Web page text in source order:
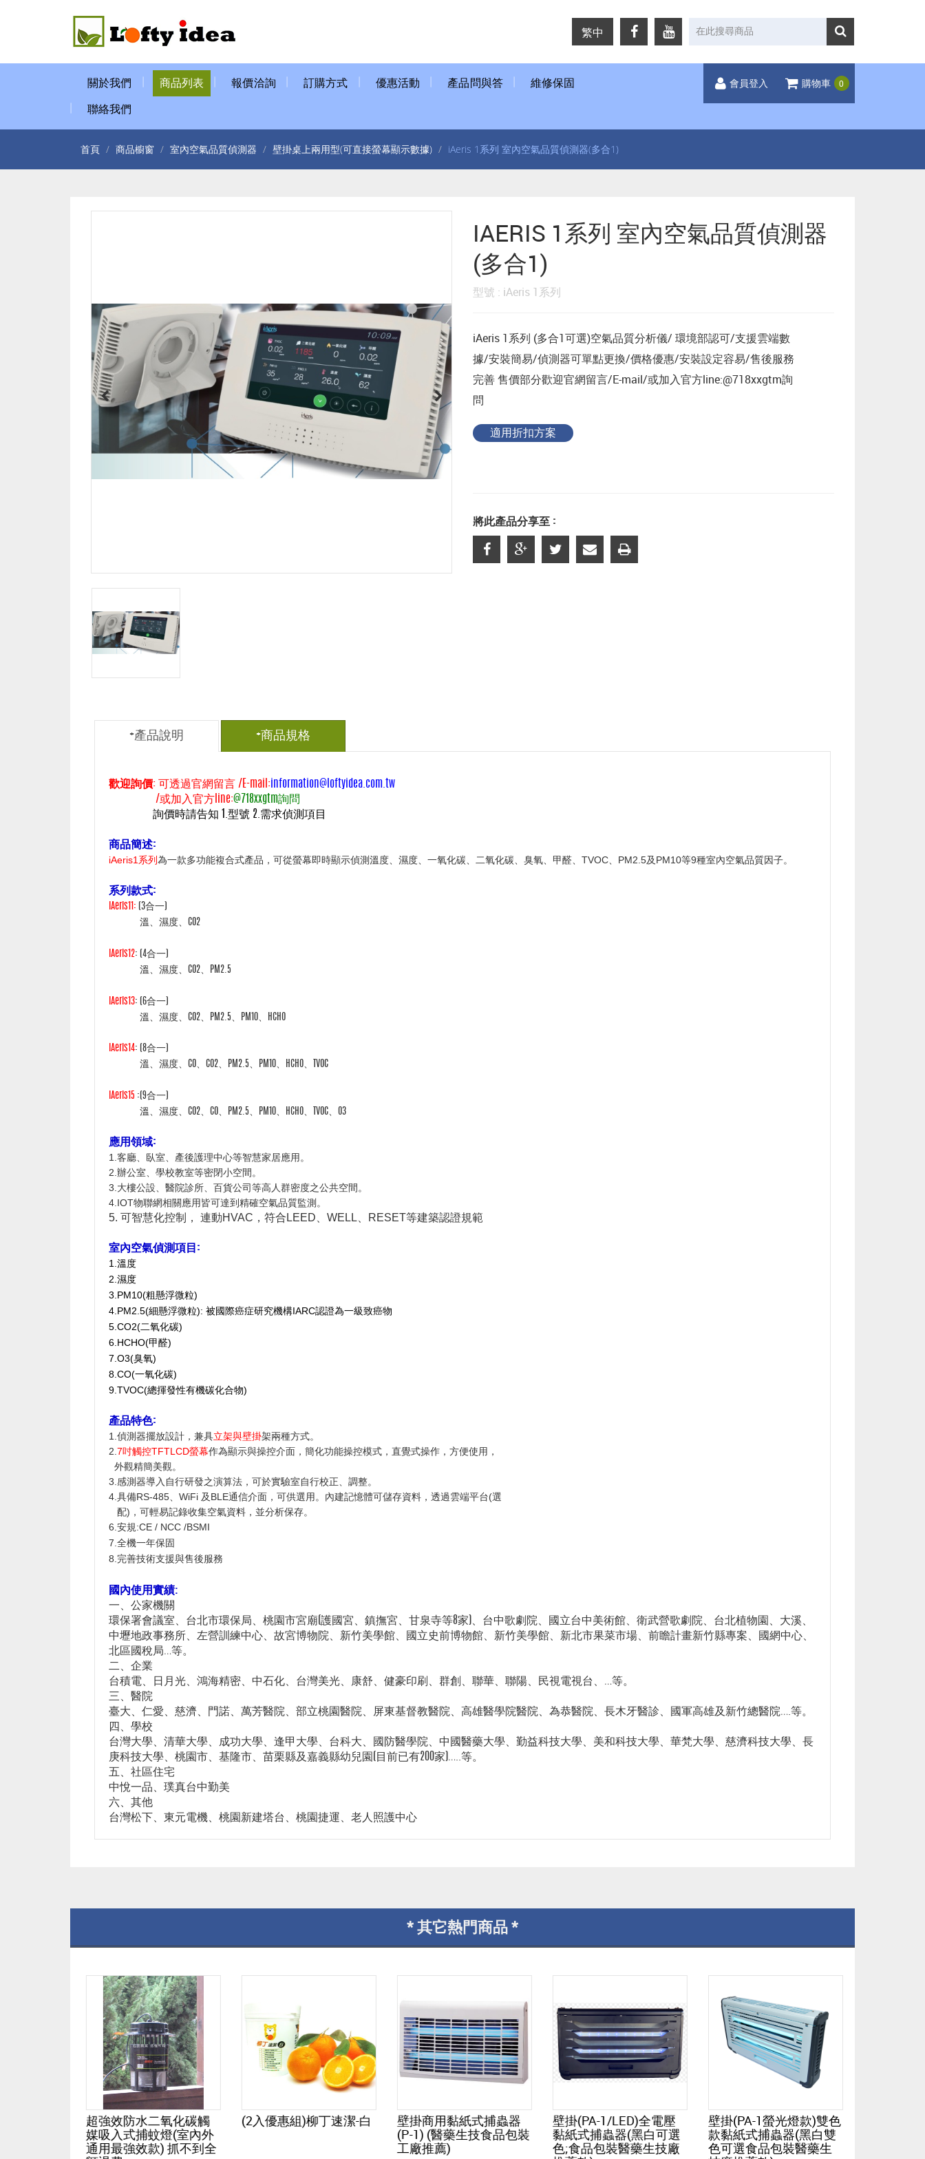
繁中
關於我們 商品列表 報價洽詢 訂購方式 優惠活動 產品問與答 維修保固
聯絡我們
會員登入 購物車 0
首頁 商品櫥窗 室內空氣品質偵測器 壁掛桌上兩用型(可直接螢幕顯示數據) iAeris 1系列 室內空氣品質偵測器(多合1)
IAERIS 1系列 室內空氣品質偵測器
(多合1)
型號 : iAeris 1系列
iAeris 1系列 (多合1可選)空氣品質分析儀/ 環境部認可/支援雲端數
據/安裝簡易/偵測器可單點更換/價格優惠/安裝設定容易/售後服務
完善 售價部分歡迎官網留言/E-mail/或加入官方line:@718xxgtm詢
問
適用折扣方案
將此產品分享至 :
+產品說明 +商品規格
歡迎詢價: 可透過官網留言 /E-mail: information@loftyidea.com.tw
/或加入官方line:@718xxgtm詢問
詢價時請告知 1.型號 2.需求偵測項目
商品簡述:
iAeris1系列為一款多功能複合式產品，可從螢幕即時顯示偵測溫度、濕度、一氧化碳、二氧化碳、臭氧、甲醛、TVOC、PM2.5及PM10等9種室內空氣品質因子。
系列款式:
iAeris11 : (3合一)
溫、濕度、CO2
iAeris12: (4合一)
溫、濕度、CO2、PM2.5
iAeris13: (6合一)
溫、濕度、CO2、PM2.5、PM10、HCHO
iAeris14: (8合一)
溫、濕度、 CO、 CO2、PM2.5、PM10、HCHO、TVOC
iAeris15 :(9合一)
溫、濕度、CO2、CO、PM2.5、PM10、HCHO、TVOC、O3
應用領域:
1.客廳、臥室、產後護理中心等智慧家居應用。
2.辦公室、學校教室等密閉小空間。
3.大樓公設、醫院診所、百貨公司等高人群密度之公共空間。
4.IOT物聯網相關應用皆可達到精確空氣品質監測。
5. 可智慧化控制， 連動HVAC，符合LEED、WELL、RESET等建築認證規範
室內空氣偵測項目:
1.溫度
2.濕度
3.PM10(粗懸浮微粒)
4.PM2.5(細懸浮微粒): 被國際癌症研究機構IARC認證為一級致癌物
5.CO2(二氧化碳)
6.HCHO(甲醛)
7.O3(臭氧)
8.CO(一氧化碳)
9.TVOC(總揮發性有機碳化合物)
產品特色:
1.偵測器擺放設計，兼具立架與壁掛架兩種方式。
2.7吋觸控TFTLCD螢幕作為顯示與操控介面，簡化功能操控模式，直覺式操作，方便使用，
外觀精簡美觀。
3.感測器導入自行研發之演算法，可於實驗室自行校正、調整。
4.具備RS-485、WiFi 及BLE通信介面，可供選用。內建記憶體可儲存資料，透過雲端平台(選
配)，可輕易記錄收集空氣資料，並分析保存。
6.安規:CE / NCC /BSMI
7.全機一年保固
8.完善技術支援與售後服務
國內使用實績:
一、公家機關
環保署會議室、台北市環保局、桃園市宮廟(護國宮、鎮撫宮、甘泉寺等8家)、台中歌劇院、國立台中美術館、衛武營歌劇院、台北植物園、大溪、
中壢地政事務所、左營訓練中心、故宮博物院、新竹美學館、國立史前博物館、新竹美學館、新北市果菜市場、前瞻計畫新竹縣專案、國網中心、
北區國稅局…等。
二、企業
台積電、日月光、鴻海精密、中石化、台灣美光、康舒、健豪印刷、群創、聯華、聯陽、民視電視台、…等。
三、醫院
臺大、仁愛、慈濟、門諾、萬芳醫院、部立桃園醫院、屏東基督教醫院、高雄醫學院醫院、為恭醫院、長木牙醫診、國軍高雄及新竹總醫院….等。
四、學校
台灣大學、清華大學、成功大學、逢甲大學、台科大、國防醫學院、中國醫藥大學、勤益科技大學、美和科技大學、華梵大學、慈濟科技大學、長
庚科技大學、桃園市、基隆市、苗栗縣及嘉義縣幼兒園(目前已有200家)…..等。
五、社區住宅
中悅一品、璞真台中勤美
六、其他
台灣松下、東元電機、桃園新建塔台、桃園捷運、老人照護中心
* 其它熱門商品 *
超強效防水二氧化碳觸
媒吸入式捕蚊燈(室內外
通用最強效款) 抓不到全
(2入優惠組)柳丁速潔-白
壁掛商用黏紙式捕蟲器
(P-1) (醫藥生技食品包裝
工廠推薦)
壁掛(PA-1/LED)全電壓
黏紙式捕蟲器(黑白可選
色;食品包裝醫藥生技廠
壁掛(PA-1螢光燈款)雙色
款黏紙式捕蟲器(黑白雙
色可選食品包裝醫藥生